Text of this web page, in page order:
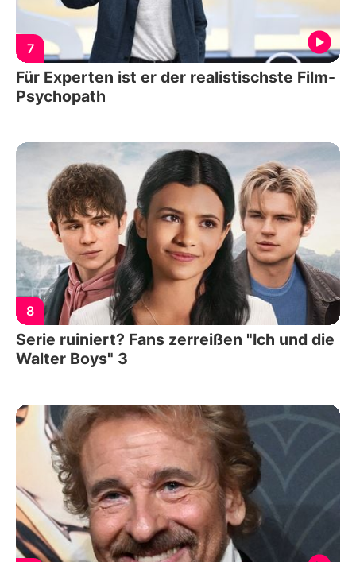
7
Für Experten ist er der realistischste Film-
Psychopath
8
Serie ruiniert? Fans zerreißen "Ich und die
Walter Boys" 3